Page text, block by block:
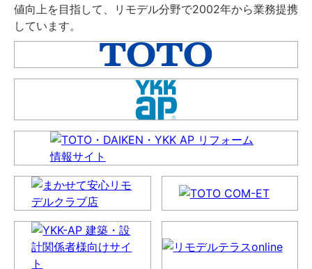
値向上を目指して、リモデル分野で2002年から業務提携
しています。